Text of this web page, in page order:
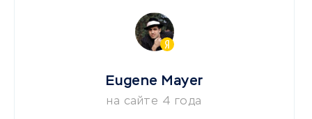
Eugene Mayer
на сайте 4 года